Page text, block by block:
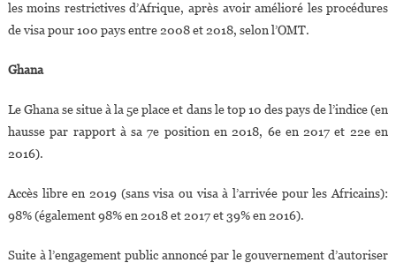
les moins restrictives d’Afrique, après avoir amélioré les procédures
de visa pour 100 pays entre 2008 et 2018, selon l’OMT.
Ghana
Le Ghana se situe à la 5e place et dans le top 10 des pays de l’indice (en
hausse par rapport à sa 7e position en 2018, 6e en 2017 et 22e en
2016).
Accès libre en 2019 (sans visa ou visa à l’arrivée pour les Africains):
98% (également 98% en 2018 et 2017 et 39% en 2016).
Suite à l’engagement public annoncé par le gouvernement d’autoriser